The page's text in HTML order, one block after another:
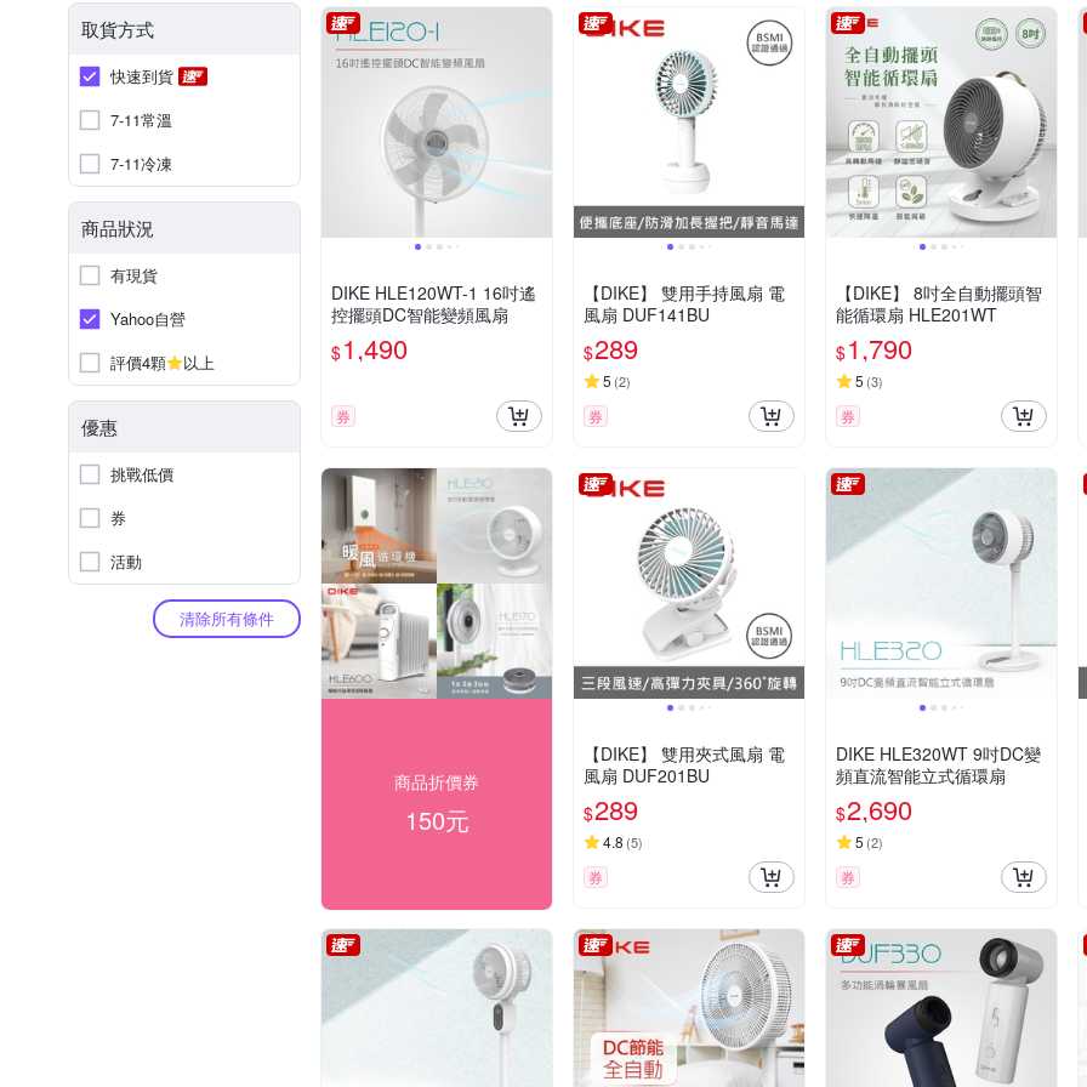
取貨方式
快速到貨
7-11常溫
7-11冷凍
商品狀況
有現貨
Yahoo自營
評價4顆
以上
優惠
挑戰低價
券
活動
清除所有條件
DIKE HLE120WT-1 16吋遙
控擺頭DC智能變頻風扇
$1,490
券
【DIKE】 雙用手持風扇 電
風扇 DUF141BU
$289
5 (2)
券
【DIKE】 8吋全自動擺頭智
能循環扇 HLE201WT
$1,790
5 (3)
券
商品折價券
150元
【DIKE】 雙用夾式風扇 電
風扇 DUF201BU
$289
4.8 (5)
券
DIKE HLE320WT 9吋DC變
頻直流智能立式循環扇
$2,690
5 (2)
券